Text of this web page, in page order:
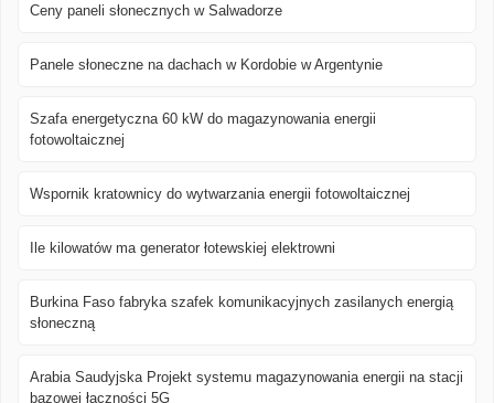
Ceny paneli słonecznych w Salwadorze
Panele słoneczne na dachach w Kordobie w Argentynie
Szafa energetyczna 60 kW do magazynowania energii
fotowoltaicznej
Wspornik kratownicy do wytwarzania energii fotowoltaicznej
Ile kilowatów ma generator łotewskiej elektrowni
Burkina Faso fabryka szafek komunikacyjnych zasilanych energią
słoneczną
Arabia Saudyjska Projekt systemu magazynowania energii na stacji
bazowej łączności 5G